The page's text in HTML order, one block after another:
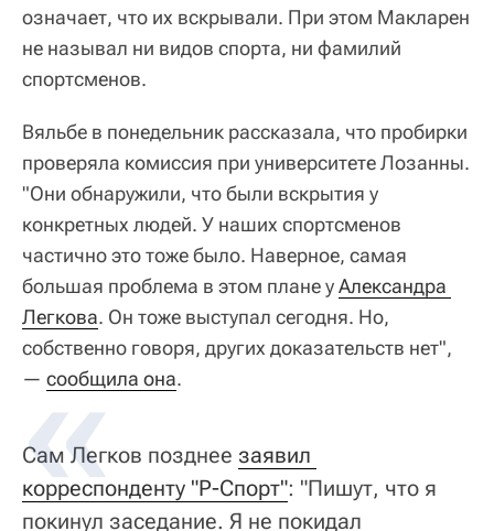
означает, что их вскрывали. При этом Макларен
не называл ни видов спорта, ни фамилий
спортсменов.
Вяльбе в понедельник рассказала, что пробирки
проверяла комиссия при университете Лозанны.
"Они обнаружили, что были вскрытия у
конкретных людей. У наших спортсменов
частично это тоже было. Наверное, самая
большая проблема в этом плане уАлександра
Легкова. Он тоже выступал сегодня. Но,
собственно говоря, других доказательств нет",
— сообщила она.
Сам Легков позднее заявил
корреспонденту "Р-Спорт": "Пишут, что я
покинул заседание. Я не покидал